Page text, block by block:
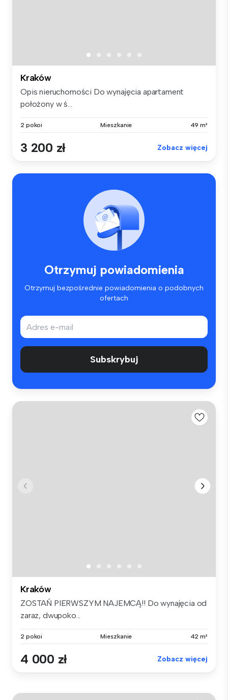
Kraków
Opis nieruchomości Do wynajęcia apartament
położony w ś...
2 pokoi Mieszkanie 49 m²
3 200 zł Zobacz więcej
Otrzymuj powiadomienia
Otrzymuj bezpośrednie powiadomienia o podobnych
ofertach
Subskrybuj
Kraków
ZOSTAŃ PIERWSZYM NAJEMCĄ!! Do wynajęcia od
zaraz, dwupoko...
2 pokoi Mieszkanie 42 m²
4 000 zł Zobacz więcej